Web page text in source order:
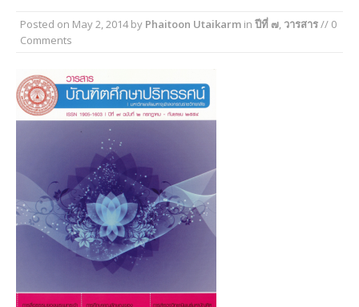
วารสารบัณฑิตศึกษาปริทรรศน์ ปีที่ ๑๓ ฉบับพิเศษ เล่ม ๓
มิถุนายน ๒๕๖๐
วารสารบัณฑิตศึกษาปริทรรศน์ ปีที่ ๑๓ ฉบับพิเศษ เล่ม ๒
มิถุนายน ๒๕๖๐
วารสารบัณฑิตศึกษาปริทรรศน์ ใช้ระบบ ThaiJO ตั้งแต่ปีที่
๑๕ ฉบับที่ ๑ มกราคม-เมษายน ๖๒ เป็นต้นไป
วารสารบัณฑิตศึกษาปริทรรศน์ ปีที่ ๑๕ ฉบับที่ ๑ ม.ค. – เม.ย.
๒๕๖๒
วารสารบัณฑิตศึกษาปริทรรศน์ ปีที่ ๑๔ ฉบับที่ ๓ ก.ย. – ธ.ค.
Posted on May 2, 2014by Phaitoon Utaikarm in ปีที่ ๗, วารสาร// 0
Comments